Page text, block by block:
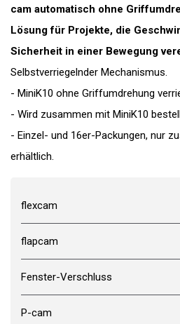
cam automatisch ohne
Lösung für Projekte, die
Sicherheit in einer Bewegung
Selbstverriegelnder Mechanismus.
- MiniK10 ohne Griffumdrehung
- Wird zusammen mit MiniK10
- Einzel- und 16er-Packungen, nur
erhältlich.
flexcam
flapcam
Fenster-Verschluss
P-cam